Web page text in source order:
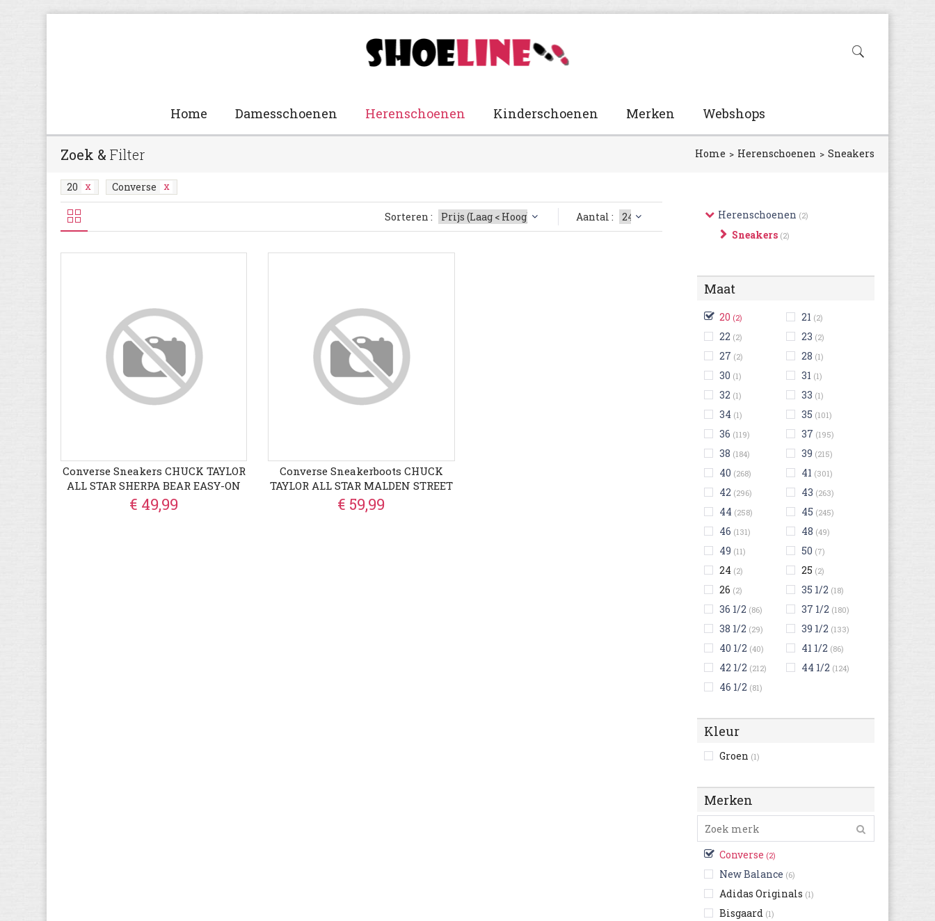
Home Damesschoenen Herenschoenen Kinderschoenen Merken Webshops
Zoek & Filter Home Herenschoenen Sneakers
20 Converse
Herenschoenen (2)
Sneakers (2)
Maat
20 (2) 21 (2)
22 (2) 23 (2)
27 (2) 28 (1)
30 (1) 31 (1)
32 (1) 33 (1)
34 (1) 35 (101)
36 (119) 37 (195)
38 (184) 39 (215)
40 (268) 41 (301)
42 (296) 43 (263)
44 (258) 45 (245)
46 (131) 48 (49)
49 (11) 50 (7)
24 (2) 25 (2)
26 (2) 35 1/2 (18)
36 1/2 (86) 37 1/2 (180)
38 1/2 (29) 39 1/2 (133)
40 1/2 (40) 41 1/2 (86)
42 1/2 (212) 44 1/2 (124)
46 1/2 (81)
Kleur
Groen (1)
Merken
Converse (2)
New Balance (6)
Adidas Originals (1)
Bisgaard (1)
Sorteren : Aantal :
Converse Sneakers CHUCK TAYLOR
ALL STAR SHERPA BEAR EASY-ON
€ 49,99
Converse Sneakerboots CHUCK
TAYLOR ALL STAR MALDEN STREET
BOOT Winterschoenen, Veterboots,
Sneaker, Waterdicht, Gevoerd
€ 59,99